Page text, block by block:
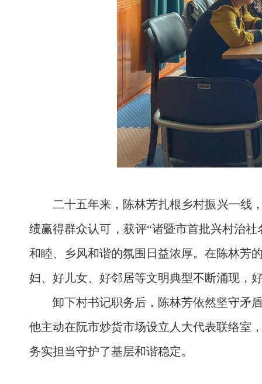
二十五年来，陈林芳扎根乡村振兴一线
绩赢得群众认可，获评“诸暨市首批兴村治
和睦、乡风和谐的氛围日益浓厚。在陈林芳
妇、好儿女、好邻居等文明典型不断涌现，
卸下村书记职务后，陈林芳依然坚守矛
他主动在阮市炒货市场设立人大代表联络室
务实担当守护了基层和谐稳定。